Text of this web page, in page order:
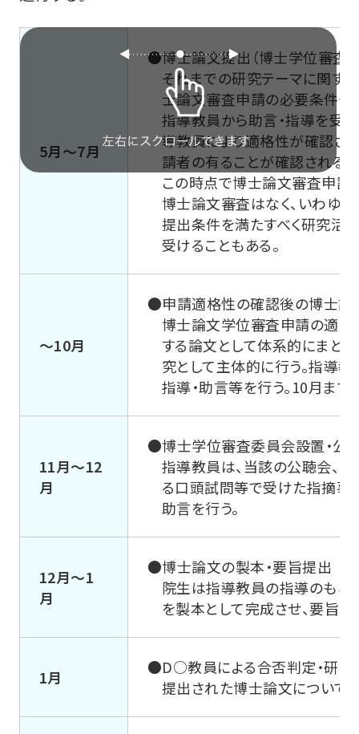
5月～7月
●博士論文提出（博士学位審査
それまでの研究テーマに関す
士論文審査申請の必要条件や
指導教員から助言・指導を受
導教員により適格性が確認さ
請者の有ることが確認される。
この時点で博士論文審査申請
博士論文審査はなく、いわゆ
提出条件を満たすべく研究活
受けることもある。
～10月
●申請適格性の確認後の博士論
博士論文学位審査申請の適格
する論文として体系的にまと
究として主体的に行う。指導
指導・助言等を行う。10月ま
11月～12
月
●博士学位審査委員会設置・公
指導教員は、当該の公聴会、
る口頭試問等で受けた指摘事
助言を行う。
12月～1
月
●博士論文の製本・要旨提出
院生は指導教員の指導のもと
を製本として完成させ、要旨
1月
●D○教員による合否判定・研
提出された博士論文について